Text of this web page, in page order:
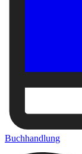
Buchhandlung